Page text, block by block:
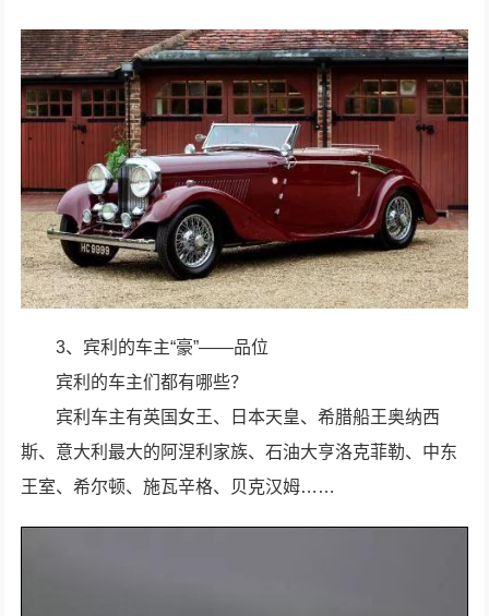
3、宾利的车主“豪”——品位
宾利的车主们都有哪些？
宾利车主有英国女王、日本天皇、希腊船王奥纳西
斯、意大利最大的阿涅利家族、石油大亨洛克菲勒、中东
王室、希尔顿、施瓦辛格、贝克汉姆……